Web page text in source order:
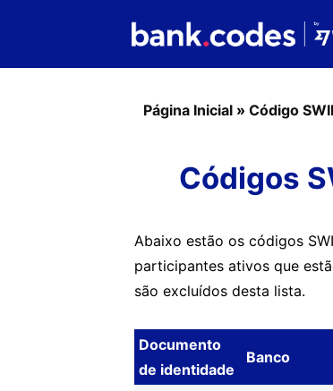
Página Inicial » Código
Códigos
Abaixo estão os códigos
participantes ativos que
são excluídos desta lista.
Documento
de identidade
Banco